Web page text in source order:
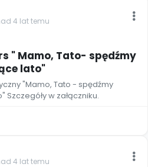
4 lat temu
" Mamo, Tato- spędźmy
lato"
"Mamo, Tato - spędźmy
w załączniku.
4 lat temu